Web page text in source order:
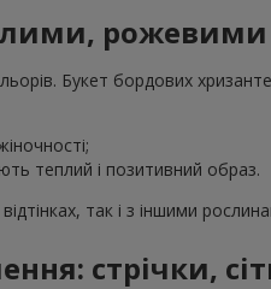
Букет бордових
теплий і позитивний образ.
відтінках, так і з іншими
стрічки,